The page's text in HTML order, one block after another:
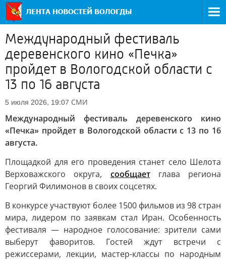
Международный фестиваль
деревенского кино «Печка»
пройдет в Вологодской области с
13 по 16 августа
5 июля 2026, 19:07 СМИ
Международный фестиваль деревенского кино
«Печка» пройдет в Вологодской области с 13 по 16
августа.
Площадкой для его проведения станет село Шелота
Верховажского округа, сообщаетглава региона
Георгий Филимонов в своих соцсетях.
В конкурсе участвуют более 1500 фильмов из 98 стран
мира, лидером по заявкам стал Иран. Особенность
фестиваля — народное голосование: зрители сами
выберут фаворитов. Гостей ждут встречи с
режиссерами, лекции, мастер-классы по народным